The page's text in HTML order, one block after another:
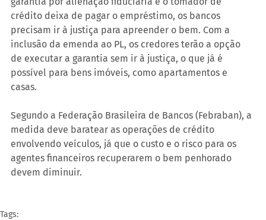
crédito deixa de pagar o empréstimo, os bancos
precisam ir à justiça para apreender o bem. Com a
inclusão da emenda ao PL, os credores terão a opção
de executar a garantia sem ir à justiça, o que já é
possível para bens imóveis, como apartamentos e
casas.
Segundo a Federação Brasileira de Bancos (Febraban), a
medida deve baratear as operações de crédito
envolvendo veículos, já que o custo e o risco para os
agentes financeiros recuperarem o bem penhorado
devem diminuir.
Tags: